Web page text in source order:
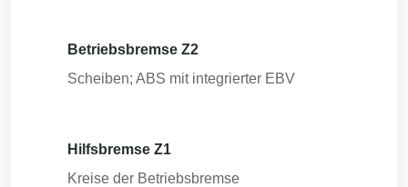
Betriebsbremse Z2
Scheiben; ABS mit integrierter EBV
Hilfsbremse Z1
Kreise der Betriebsbremse